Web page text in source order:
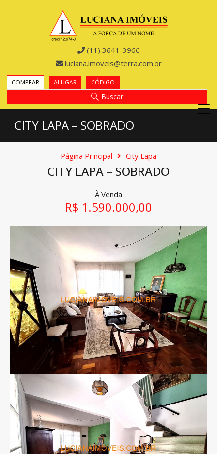
(11) 3641-3966
luciana.imoveis@terra.com.br
COMPRAR ALUGAR CÓDIGO
Buscar
CITY LAPA – SOBRADO
Página Principal City Lapa
CITY LAPA – SOBRADO
À Venda
R$ 1.590.000,00